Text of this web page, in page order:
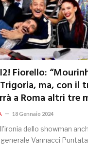
Fiorello:
ma, con il
a Roma altri tre
18 Gennaio 2024
dello showman
Vannacci Puntata